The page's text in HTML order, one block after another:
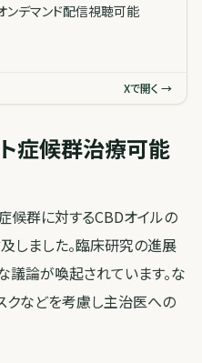
ンデマンド配信視聴可能
Xで開く →
症候群治療可能
候群に対するCBDオイルの
しました。臨床研究の進展
議論が喚起されています。な
クなどを考慮し主治医への